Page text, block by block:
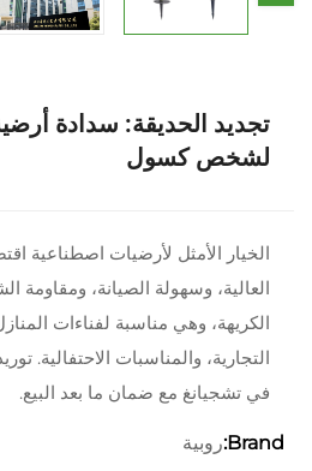
تجديد الحديقة: سدادة
لشخص كسول
الخيار الأمثل لأرضيات اصطناعية
العالية، وسهولة الصيانة، ومقاومة
الكريهة، وهي مناسبة لفناءات
التجارية، والمناسبات الاحتفالية.
في تشجيانغ مع ضمان ما بعد البيع.
Brand: روبية